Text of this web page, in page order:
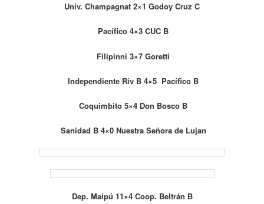
Univ. Champagnat 2×1 Godoy Cruz C
Pacífico 4×3 CUC B
Filipinni 3×7 Goretti
Independiente Riv B 4×5 Pacífico B
Coquimbito 5×4 Don Bosco B
Sanidad B 4×0 Nuestra Señora de Lujan
Dep. Maipú 11×4 Coop. Beltrán B